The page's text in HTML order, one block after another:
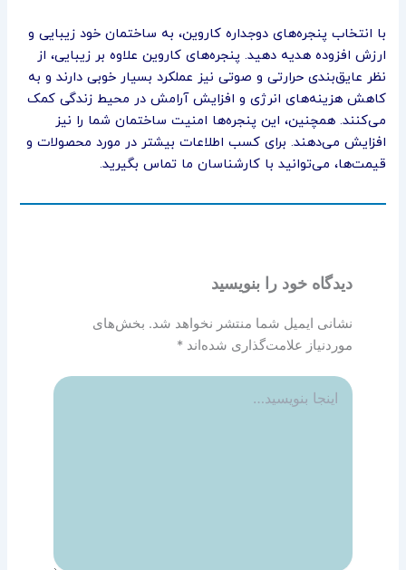
با انتخاب پنجره‌های دوجداره کاروین، به ساختمان خود زیبایی و
ارزش افزوده هدیه دهید. پنجره‌های کاروین علاوه بر زیبایی، از
نظر عایق‌بندی حرارتی و صوتی نیز عملکرد بسیار خوبی دارند و به
کاهش هزینه‌های انرژی و افزایش آرامش در محیط زندگی کمک
می‌کنند. همچنین، این پنجره‌ها امنیت ساختمان شما را نیز
افزایش می‌دهند. برای کسب اطلاعات بیشتر در مورد محصولات و
قیمت‌ها، می‌توانید با کارشناسان ما تماس بگیرید.
دیدگاه‌ خود را بنویسید
نشانی ایمیل شما منتشر نخواهد شد. بخش‌های
موردنیاز علامت‌گذاری شده‌اند *
اینجا
بنویسید…